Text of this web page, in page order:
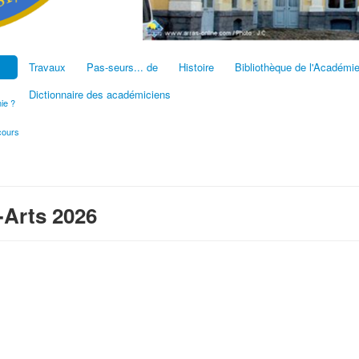
?
Travaux Pas-seurs... de Histoire
Bibliothèque de l'Académie
Dictionnaire des académiciens
2026